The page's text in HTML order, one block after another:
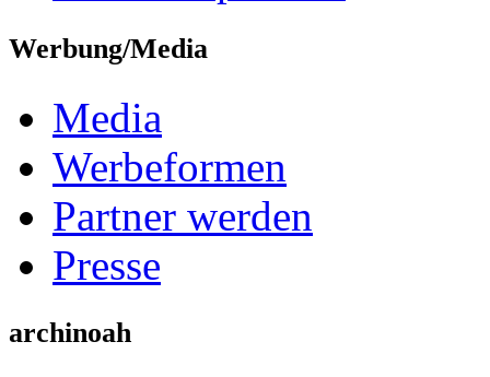
Werbung/Media
Media
Werbeformen
Partner werden
Presse
archinoah